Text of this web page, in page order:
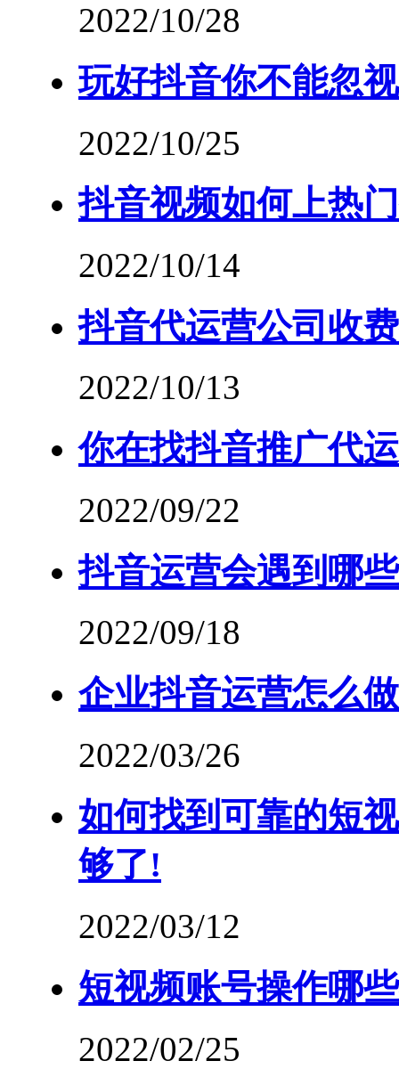
2022/10/28
玩好抖音你不能忽
2022/10/25
抖音视频如何上热
2022/10/14
抖音代运营公司收
2022/10/13
你在找抖音推广代
2022/09/22
抖音运营会遇到哪
2022/09/18
企业抖音运营怎么做
2022/03/26
如何找到可靠的短
够了!
2022/03/12
短视频账号操作哪
2022/02/25